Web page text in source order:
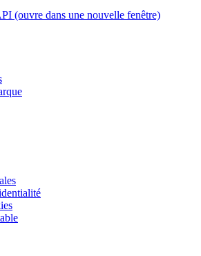
(ouvre dans une nouvelle fenêtre)